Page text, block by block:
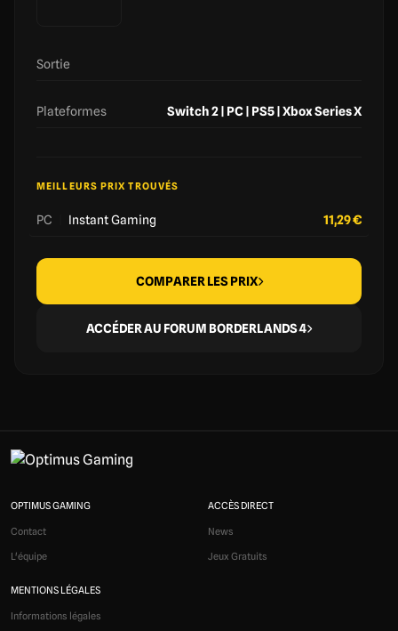
Sortie
Plateformes Switch 2 | PC | PS5 | Xbox Series X
MEILLEURS PRIX TROUVÉS
PC Instant Gaming 11,29 €
COMPARER LES PRIX
ACCÉDER AU FORUM BORDERLANDS 4
OPTIMUS GAMING
Contact
L'équipe
ACCÈS DIRECT
News
Jeux Gratuits
MENTIONS LÉGALES
Informations légales